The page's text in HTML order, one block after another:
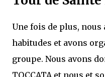
Une fois de plus, nous
habitudes et avons
groupe. Nous avons